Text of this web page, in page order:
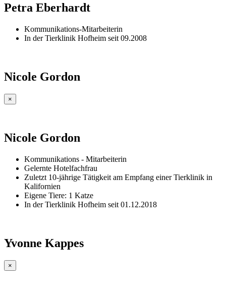
Petra Eberhardt
Kommunikations-Mitarbeiterin
In der Tierklinik Hofheim seit 09.2008
Nicole Gordon
×
Nicole Gordon
Kommunikations - Mitarbeiterin
Gelernte Hotelfachfrau
Zuletzt 10-jährige Tätigkeit am Empfang einer Tierklinik in
Kalifornien
Eigene Tiere: 1 Katze
In der Tierklinik Hofheim seit 01.12.2018
Yvonne Kappes
×